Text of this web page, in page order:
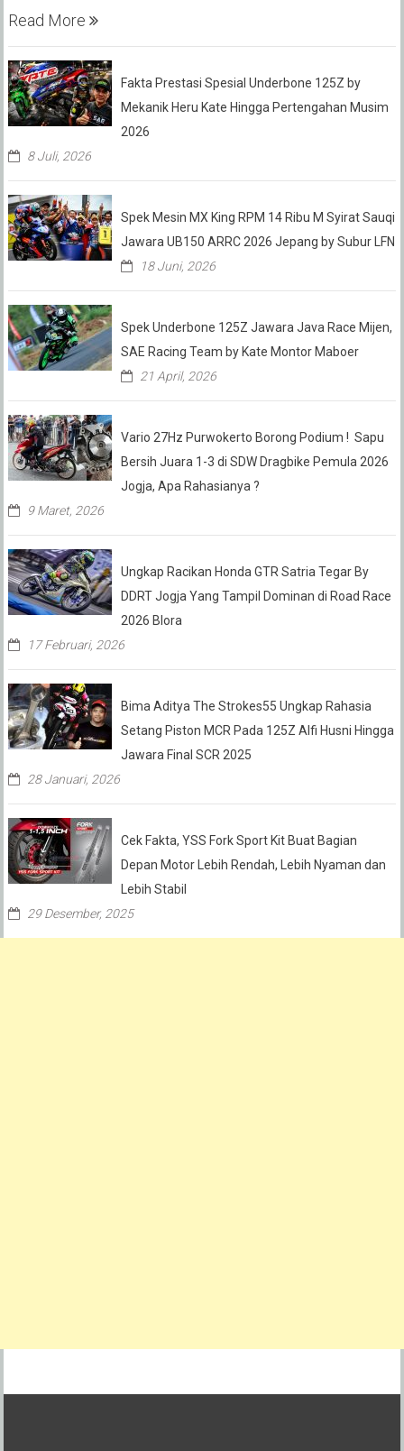
Read More
Fakta Prestasi Spesial Underbone 125Z by
Mekanik Heru Kate Hingga Pertengahan Musim
2026
8 Juli, 2026
Spek Mesin MX King RPM 14 Ribu M Syirat Sauqi
Jawara UB150 ARRC 2026 Jepang by Subur LFN
18 Juni, 2026
Spek Underbone 125Z Jawara Java Race Mijen,
SAE Racing Team by Kate Montor Maboer
21 April, 2026
Vario 27Hz Purwokerto Borong Podium ! Sapu
Bersih Juara 1-3 di SDW Dragbike Pemula 2026
Jogja, Apa Rahasianya ?
9 Maret, 2026
Ungkap Racikan Honda GTR Satria Tegar By
DDRT Jogja Yang Tampil Dominan di Road Race
2026 Blora
17 Februari, 2026
Bima Aditya The Strokes55 Ungkap Rahasia
Setang Piston MCR Pada 125Z Alfi Husni Hingga
Jawara Final SCR 2025
28 Januari, 2026
Cek Fakta, YSS Fork Sport Kit Buat Bagian
Depan Motor Lebih Rendah, Lebih Nyaman dan
Lebih Stabil
29 Desember, 2025